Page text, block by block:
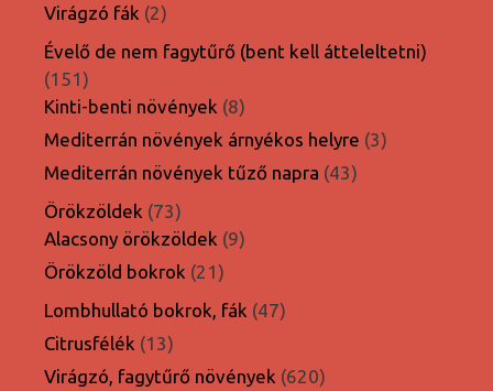
Virágzó fák 22
termék
Évelő de nem fagytűrő (bent kell átteleltetni)
151151
termék
Kinti-benti növények 88
termék
Mediterrán növények árnyékos helyre 33
Mediterrán növények tűző napra 4343
Örökzöldek 7373
termék
Alacsony örökzöldek 99
Örökzöld bokrok 2121
termék
Lombhullató bokrok, fák 4747
Citrusfélék 1313
termék
Virágzó, fagytűrő növények 620620